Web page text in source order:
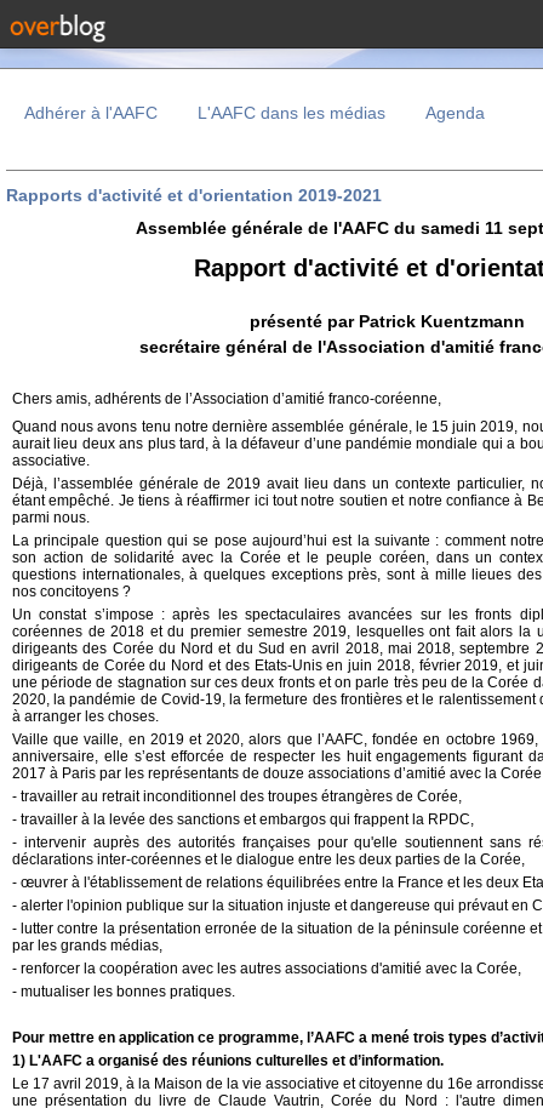
Adhérer à l'AAFC L'AAFC dans les médias Agenda
Rapports d'activité et d'orientation 2019-2021
Assemblée générale de l'AAFC du samedi 11
Rapport d'activité et
présenté par Patrick Kuentzmann
secrétaire général de l'Association d'amitié
Chers amis, adhérents de l’Association d’amitié franco-coréenne,
Quand nous avons tenu notre dernière assemblée générale, le 15 juin 2019,
aurait lieu deux ans plus tard, à la défaveur d’une pandémie mondiale qui a
associative.
Déjà, l’assemblée générale de 2019 avait lieu dans un contexte particulier,
étant empêché. Je tiens à réaffirmer ici tout notre soutien et notre confiance à
parmi nous.
La principale question qui se pose aujourd’hui est la suivante : comment
son action de solidarité avec la Corée et le peuple coréen, dans un
questions internationales, à quelques exceptions près, sont à mille lieues
nos concitoyens ?
Un constat s’impose : après les spectaculaires avancées sur les fronts
coréennes de 2018 et du premier semestre 2019, lesquelles ont fait alors la
dirigeants des Corée du Nord et du Sud en avril 2018, mai 2018, septembre
dirigeants de Corée du Nord et des Etats-Unis en juin 2018, février 2019, et
une période de stagnation sur ces deux fronts et on parle très peu de la Corée
2020, la pandémie de Covid-19, la fermeture des frontières et le ralentissement
à arranger les choses.
Vaille que vaille, en 2019 et 2020, alors que l’AAFC, fondée en octobre
anniversaire, elle s’est efforcée de respecter les huit engagements figurant
2017 à Paris par les représentants de douze associations d’amitié avec la
- travailler au retrait inconditionnel des troupes étrangères de Corée,
- travailler à la levée des sanctions et embargos qui frappent la RPDC,
- intervenir auprès des autorités françaises pour qu'elle soutiennent sans
déclarations inter-coréennes et le dialogue entre les deux parties de la Corée,
- œuvrer à l'établissement de relations équilibrées entre la France et les deux
- alerter l'opinion publique sur la situation injuste et dangereuse qui prévaut en
- lutter contre la présentation erronée de la situation de la péninsule coréenne
par les grands médias,
- renforcer la coopération avec les autres associations d'amitié avec la Corée,
- mutualiser les bonnes pratiques.
Pour mettre en application ce programme, l’AAFC a mené trois types
1) L'AAFC a organisé des réunions culturelles et d’information.
Le 17 avril 2019, à la Maison de la vie associative et citoyenne du 16e
une présentation du livre de Claude Vautrin, Corée du Nord : l'autre